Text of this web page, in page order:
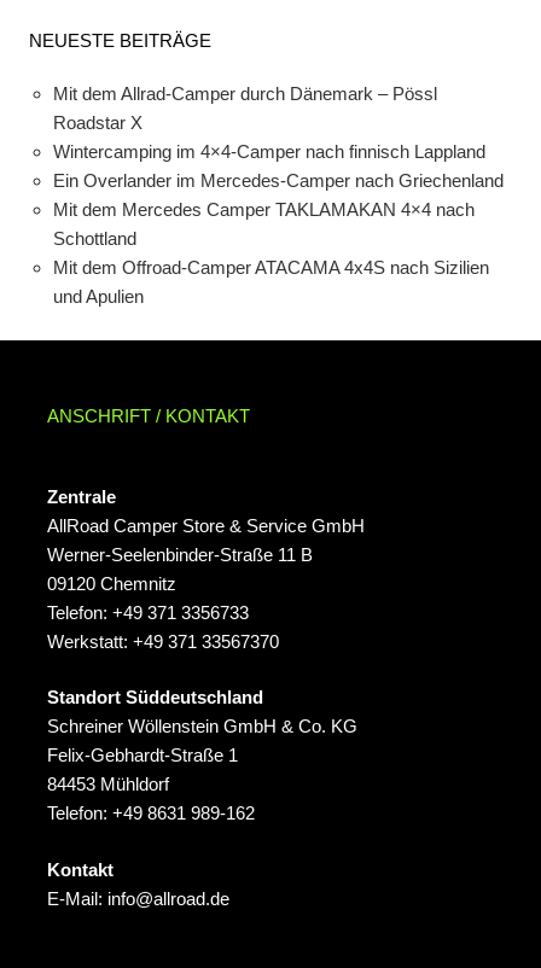
h
NEUESTE BEITRÄGE
Mit dem Allrad-Camper durch Dänemark – Pössl
Roadstar X
Wintercamping im 4×4-Camper nach finnisch Lappland
Ein Overlander im Mercedes-Camper nach Griechenland
Mit dem Mercedes Camper TAKLAMAKAN 4×4 nach
Schottland
Mit dem Offroad-Camper ATACAMA 4x4S nach Sizilien
und Apulien
ANSCHRIFT / KONTAKT
Zentrale
AllRoad Camper Store & Service GmbH
Werner-Seelenbinder-Straße 11 B
09120 Chemnitz
Telefon: +49 371 3356733
Werkstatt: +49 371 33567370
Standort Süddeutschland
Schreiner Wöllenstein GmbH & Co. KG
Felix‑Gebhardt‑Straße 1
84453 Mühldorf
Telefon: +49 8631 989-162
Kontakt
E-Mail: info@allroad.de